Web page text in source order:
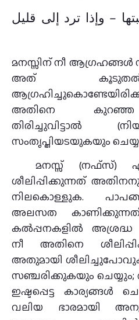
– وإذا ترد إلى قليل
മനസ്സിന് നീ ആഗ്രഹങ്ങൾ
അത്
അതിനെ കുറഞ്ഞ
തിരിച്ചുവിട്ടാൽ
സംതൃപ്തിയടയുകയും
മനസ്സ് (നഫ്‌സ്)
ശീലിപ്പിക്കുന്നത്
നിലകൊള്ളുക.
അലസത
കൽപ്പനകളിൽ അശ്രദ്ധ
നീ അതിനെ
അതുമായി
സഞ്ചരിക്കുകയും
ഇഷ്ടപ്പെട്ട കാര്യങ്ങൾ
വലിയ ഭാരമായി